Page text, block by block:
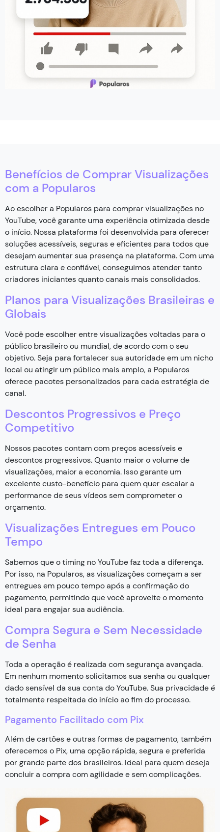
Benefícios de Comprar Visualizações
com a Popularos
Ao escolher a Popularos para comprar visualizações no
YouTube, você garante uma experiência otimizada desde
o início. Nossa plataforma foi desenvolvida para oferecer
soluções acessíveis, seguras e eficientes para todos que
desejam aumentar sua presença na plataforma. Com uma
estrutura clara e confiável, conseguimos atender tanto
criadores iniciantes quanto canais mais consolidados.
Planos para Visualizações Brasileiras e
Globais
Você pode escolher entre visualizações voltadas para o
público brasileiro ou mundial, de acordo com o seu
objetivo. Seja para fortalecer sua autoridade em um nicho
local ou atingir um público mais amplo, a Popularos
oferece pacotes personalizados para cada estratégia de
canal.
Descontos Progressivos e Preço
Competitivo
Nossos pacotes contam com preços acessíveis e
descontos progressivos. Quanto maior o volume de
visualizações, maior a economia. Isso garante um
excelente custo-benefício para quem quer escalar a
performance de seus vídeos sem comprometer o
orçamento.
Visualizações Entregues em Pouco
Tempo
Sabemos que o timing no YouTube faz toda a diferença.
Por isso, na Popularos, as visualizações começam a ser
entregues em pouco tempo após a confirmação do
pagamento, permitindo que você aproveite o momento
ideal para engajar sua audiência.
Compra Segura e Sem Necessidade
de Senha
Toda a operação é realizada com segurança avançada.
Em nenhum momento solicitamos sua senha ou qualquer
dado sensível da sua conta do YouTube. Sua privacidade é
totalmente respeitada do início ao fim do processo.
Pagamento Facilitado com Pix
Além de cartões e outras formas de pagamento, também
oferecemos o Pix, uma opção rápida, segura e preferida
por grande parte dos brasileiros. Ideal para quem deseja
concluir a compra com agilidade e sem complicações.